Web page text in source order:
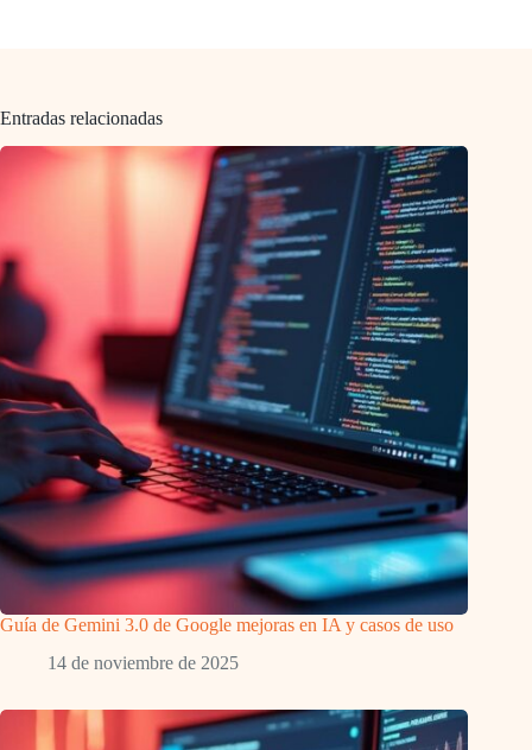
Entradas relacionadas
Guía de Gemini 3.0 de Google mejoras en IA y casos de uso
14 de noviembre de 2025